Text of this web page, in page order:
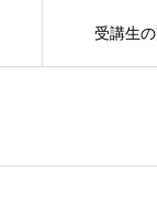
受講生